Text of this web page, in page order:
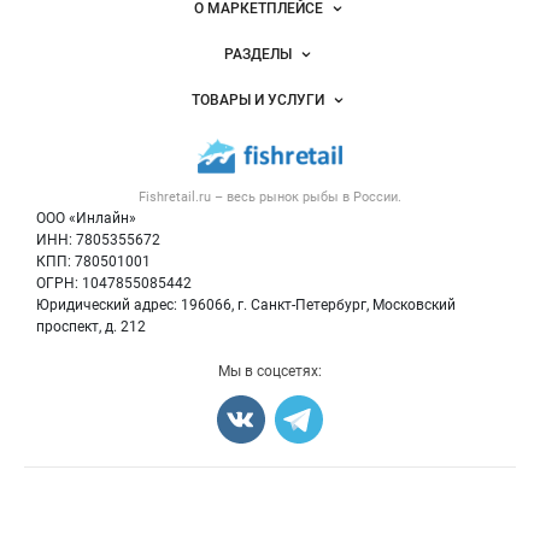
Важные разделы и контакты
Fishretail.ru – весь рынок рыбы в России.
ООО «Инлайн»
ИНН: 7805355672
КПП: 780501001
ОГРН: 1047855085442
Юридический адрес: 196066, г. Санкт-Петербург, Московский
проспект, д. 212
Навигация по сайтуО МАРКЕТПЛЕЙСЕ
Новости Fishretail.ru
Размещение рекламы
Публичная оферта
Контактная информация
Политика обработки персональных данных
РАЗДЕЛЫ
Объявления
Новости рынка
Блог
ТОВАРЫ И УСЛУГИ
Рыба
Икра
Мы в соцсетях: